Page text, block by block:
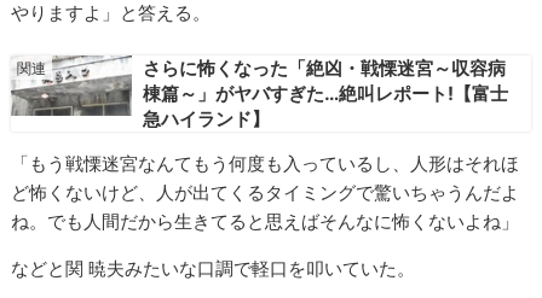
やりますよ」と答える。
さらに怖くなった「絶凶・戦慄迷宮～収容病
棟篇～」がヤバすぎた…絶叫レポート!【富士
急ハイランド】
「もう戦慄迷宮なんてもう何度も入っているし、人形はそれほ
ど怖くないけど、人が出てくるタイミングで驚いちゃうんだよ
ね。でも人間だから生きてると思えばそんなに怖くないよね」
などと関 暁夫みたいな口調で軽口を叩いていた。